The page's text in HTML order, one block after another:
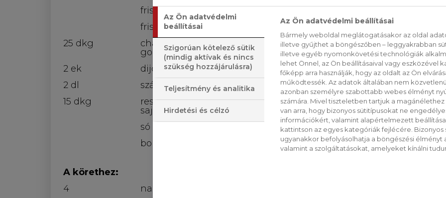
friss kakukkfű
friss bazsalikom
25 dkg
champion
gomba
2 ek
dijoni mustár
2 dl
száraz fehérbor
15 dkg
reszelt füstölt
sajt
só
bors
A körethez:
4
nagyobb alma
25 dkg gombát vékony szeletekre vágunk
Mikor már levet eresztett a gomba, akkor
Hozzáadjuk a mustárt, majd kevergetve
percig a lassú tűzön hagyjuk, majd
5 percig lassú lángon, fedő alatt hagyjuk.
pulykahusikat, utána nyakon öntjük a
180 C fokon körülbelül 15-20 percig arany
megszórjuk a reszelt sajttal és visszatoljuk a
Közben elkészítjük a köretet. 50 dkg
lepasszírozunk, hozzáadunk vajat, kevés
szerecsendióval meghintjük, a kivájt
Az Ön adatvédelmi
beállításai
Szigorúan kötelező sütik
(mindig aktívak és nincs
szükség hozzájárulásra)
Teljesítmény és analitika
Hirdetési és célzó
Az Ön adatvédelmi beállításai
Bármely weboldal meglátogatásakor az oldal
illetve gyűjthet a böngészőben – leggyakrabban
illetve egyéb nyomonkövetési technológiák
lehet Önnel, az Ön beállításaival vagy eszközével
főképp arra használják, hogy az oldalt az Ön
működtessék. Az adatok általában nem
azonban személyre szabottabb webes élményt
számára. Mivel tiszteletben tartjuk a
van arra, hogy bizonyos sütitípusokat ne
információkért, valamint alapértelmezett
kattintson az egyes kategóriák fejlécére. Bizonyos
ugyanakkor befolyásolhatja a böngészési élményt
valamint a szolgáltatásokat, amelyeket kínálni